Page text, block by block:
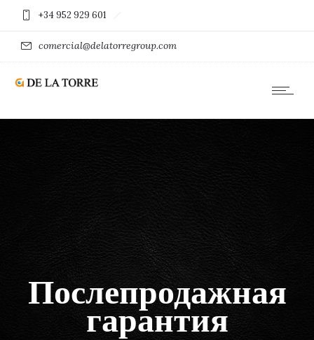
+34 952 929 601
comercial@delatorregroup.com
Послепродажная
гарантия